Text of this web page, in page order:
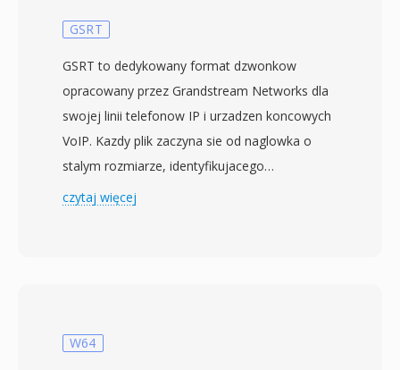
GSRT
GSRT to dedykowany format dzwonkow
opracowany przez Grandstream Networks dla
swojej linii telefonow IP i urzadzen koncowych
VoIP. Kazdy plik zaczyna sie od naglowka o
stalym rozmiarze, identyfikujacego
czestotliwosc probkowania (zwykle 8 kHz lub
dekodowania — urzadzenia Grandstream
czytaj więcej
W64